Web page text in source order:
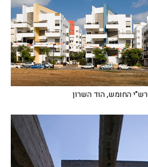
רש"י החומש, הוד השרון